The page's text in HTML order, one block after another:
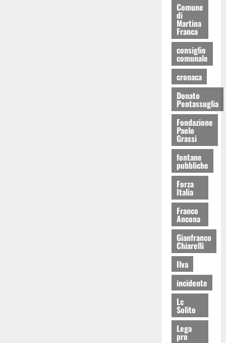
Comune
di
Martina
Franca
consiglio
comunale
cronaca
Donato
Pentassuglia
Fondazione
Paolo
Grassi
fontane
pubbliche
Forza
Italia
Franco
Ancona
Gianfranco
Chiarelli
Ilva
incidente
Lc
Solito
Lega
pro